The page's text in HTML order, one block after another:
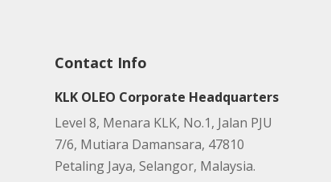
Contact Info
KLK OLEO Corporate Headquarters
Level 8, Menara KLK, No.1, Jalan PJU
7/6, Mutiara Damansara, 47810
Petaling Jaya, Selangor, Malaysia.